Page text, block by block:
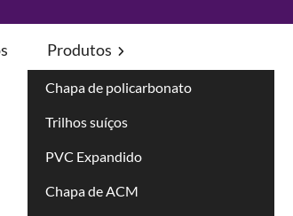
Produtos
Chapa de policarbonato
Trilhos suíços
PVC Expandido
Chapa de ACM
Solicite um Orçamento